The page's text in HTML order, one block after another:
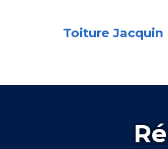
Toiture Jacquin